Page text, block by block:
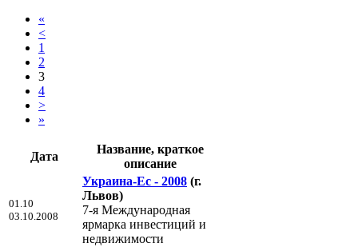
«
<
1
2
3
4
>
»
Дата
Название, краткое
описание
01.10
03.10.2008
Украина-Ес - 2008 (г.
Львов)
7-я Международная
ярмарка инвестиций и
недвижимости